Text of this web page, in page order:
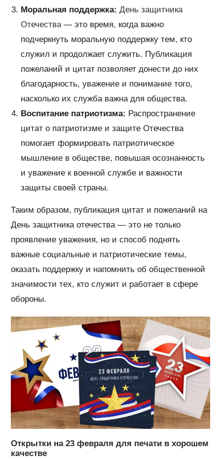
Моральная поддержка: День защитника
Отечества — это время, когда важно
подчеркнуть моральную поддержку тем, кто
служил и продолжает служить. Публикация
пожеланий и цитат позволяет донести до них
благодарность, уважение и понимание того,
насколько их служба важна для общества.
Воспитание патриотизма: Распространение
цитат о патриотизме и защите Отечества
помогает формировать патриотическое
мышление в обществе, повышая осознанность
и уважение к военной службе и важности
защиты своей страны.
Таким образом, публикация цитат и пожеланий на
День защитника отечества — это не только
проявление уважения, но и способ поднять
важные социальные и патриотические темы,
оказать поддержку и напомнить об общественной
значимости тех, кто служит и работает в сфере
обороны.
Открытки на 23 февраля для печати в хорошем
качестве